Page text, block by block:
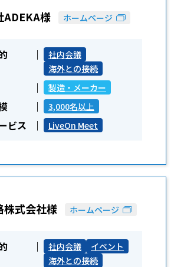
ADEKA様 ホームページ
社内会議
海外との接続
製造・メーカー
3,000名以上
ビス LiveOn Meet
株式会社様 ホームページ
社内会議
イベント
海外との接続